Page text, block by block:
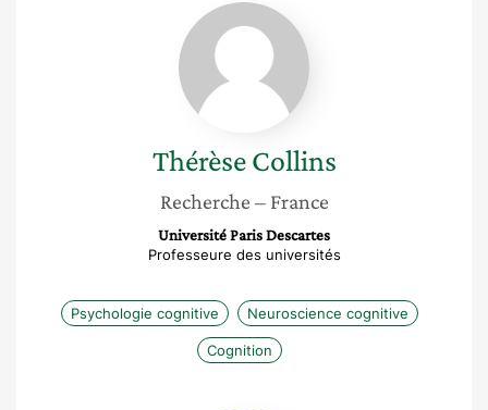
Thérèse
Collins
Thérèse Collins
Recherche – France
Université Paris Descartes
Professeure des universités
Psychologie cognitive Neuroscience cognitive
Cognition